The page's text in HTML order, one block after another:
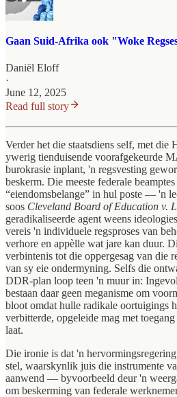
Gaan Suid-Afrika ook "Woke
Daniël Eloff
·
June 12, 2025
Read full story
Verder het die staatsdiens self, met die
ywerig tienduisende voorafgekeurde
burokrasie inplant, 'n regsvesting
beskerm. Die meeste federale
“eiendomsbelange” in hul poste — 'n
soos Cleveland Board of Education v.
geradikaliseerde agent weens
vereis 'n individuele regsproses van
verhore en appèlle wat jare kan duur.
verbintenis tot die oppergesag van die
van sy eie ondermyning. Selfs die
DDR-plan loop teen 'n muur in:
bestaan daar geen meganisme om
bloot omdat hulle radikale
verbitterde, opgelei­de mag met
laat.
Die ironie is dat 'n
stel, waarskynlik juis die instrumente
aanwend — byvoorbeeld deur 'n
om beskerming van federale